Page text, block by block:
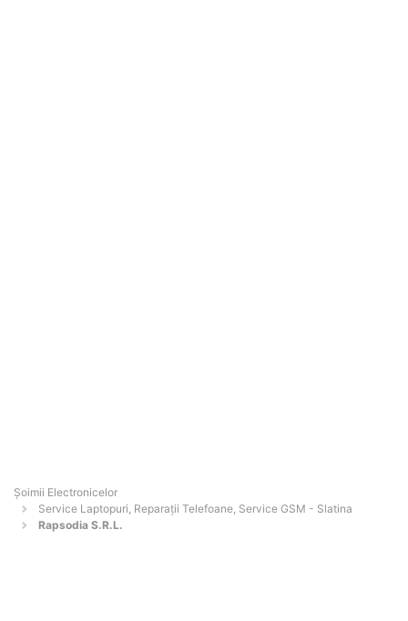
Șoimii Electronicelor
Service Laptopuri, Reparații Telefoane, Service GSM - Slatina
Rapsodia S.R.L.